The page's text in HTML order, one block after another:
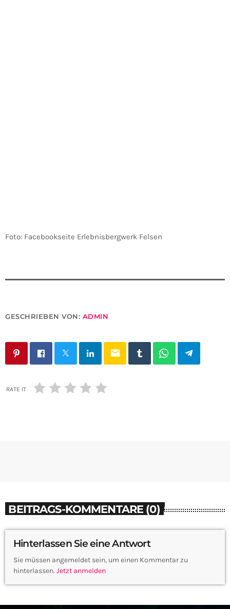
Foto: Facebookseite Erlebnisbergwerk Felsen
GESCHRIEBEN VON: ADMIN
email
RATE IT
BEITRAGS-KOMMENTARE (0)
Hinterlassen Sie eine Antwort
Sie müssen angemeldet sein, um einen Kommentar zu
hinterlassen. Jetzt anmelden